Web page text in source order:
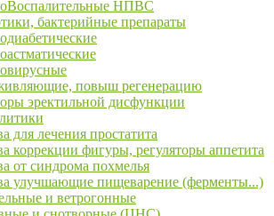
НПВС
бактерийные препараты
повыш регенерацию
эректильной дисфункции
для лечения простатита
коррекции фигуры, регуляторы аппетита
от синдрома похмелья
улучшающие пищеварение (ферменты...)
и ветрогонные